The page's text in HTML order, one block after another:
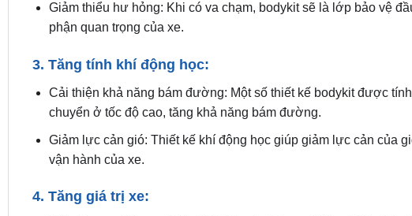
Giảm thiểu hư hỏng: Khi có va chạm, bodykit sẽ là lớp bảo vệ
phận quan trọng của xe.
3. Tăng tính khí động học:
Cải thiện khả năng bám đường: Một số thiết kế bodykit được
chuyển ở tốc độ cao, tăng khả năng bám đường.
Giảm lực cản gió: Thiết kế khí động học giúp giảm lực cản của
vận hành của xe.
4. Tăng giá trị xe: